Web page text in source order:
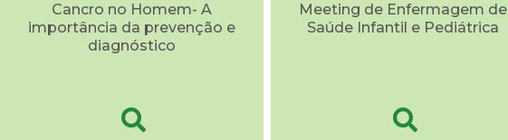
Cancro no Homem- A
importância da prevenção e
diagnóstico
Meeting de Enfermagem de
Saúde Infantil e Pediátrica